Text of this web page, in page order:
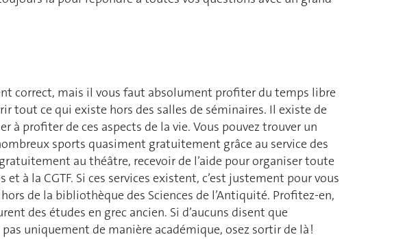
correct, mais il vous faut absolument profiter du temps libre
tout ce qui existe hors des salles de séminaires. Il existe de
à profiter de ces aspects de la vie. Vous pouvez trouver un
sports quasiment gratuitement grâce au service des
au théâtre, recevoir de l’aide pour organiser toute
à la CGTF. Si ces services existent, c’est justement pour vous
de la bibliothèque des Sciences de l’Antiquité. Profitez-en,
des études en grec ancien. Si d’aucuns disent que
uniquement de manière académique, osez sortir de là !